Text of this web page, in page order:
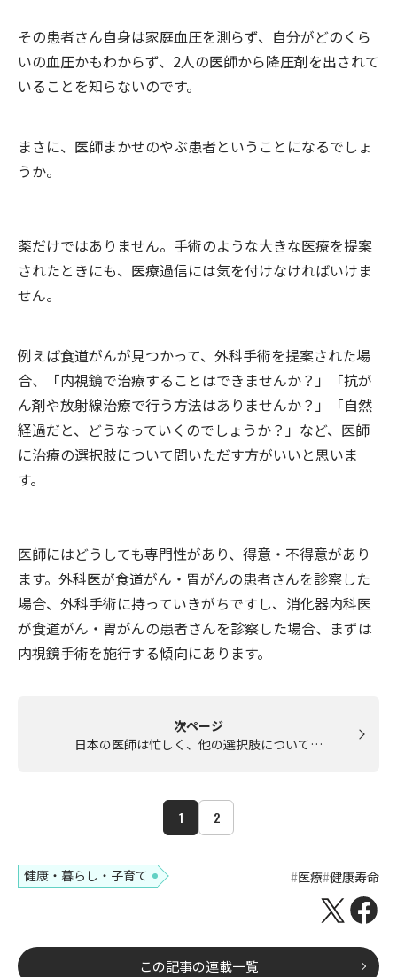
その患者さん自身は家庭血圧を測らず、自分がどのくら
いの血圧かもわからず、2人の医師から降圧剤を出されて
いることを知らないのです。
まさに、医師まかせのやぶ患者ということになるでしょ
うか。
薬だけではありません。手術のような大きな医療を提案
されたときにも、医療過信には気を付けなければいけま
せん。
例えば食道がんが見つかって、外科手術を提案された場
合、「内視鏡で治療することはできませんか？」「抗が
ん剤や放射線治療で行う方法はありませんか？」「自然
経過だと、どうなっていくのでしょうか？」など、医師
に治療の選択肢について問いただす方がいいと思いま
す。
医師にはどうしても専門性があり、得意・不得意があり
ます。外科医が食道がん・胃がんの患者さんを診察した
場合、外科手術に持っていきがちですし、消化器内科医
が食道がん・胃がんの患者さんを診察した場合、まずは
内視鏡手術を施行する傾向にあります。
次ページ
日本の医師は忙しく、他の選択肢について…
1 2
健康・暮らし・子育て 医療 健康寿命
この記事の連載一覧